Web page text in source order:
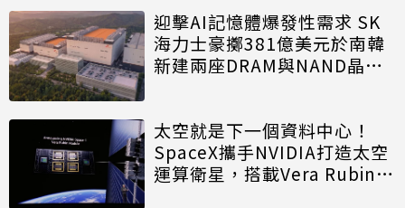
迎擊AI記憶體爆發性需求 SK
海力士豪擲381億美元於南韓
新建兩座DRAM與NAND晶圓
太空就是下一個資料中心！
SpaceX攜手NVIDIA打造太空
運算衛星，搭載Vera Rubin運